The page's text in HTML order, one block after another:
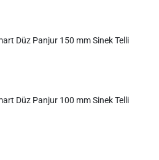
Düz Panjur 150 mm Sinek Telli
Düz Panjur 100 mm Sinek Telli